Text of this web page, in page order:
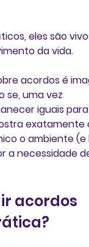
eles são
da vida.
acordos é
se, uma vez
iguais
o ambiente
a necessidade
acordos